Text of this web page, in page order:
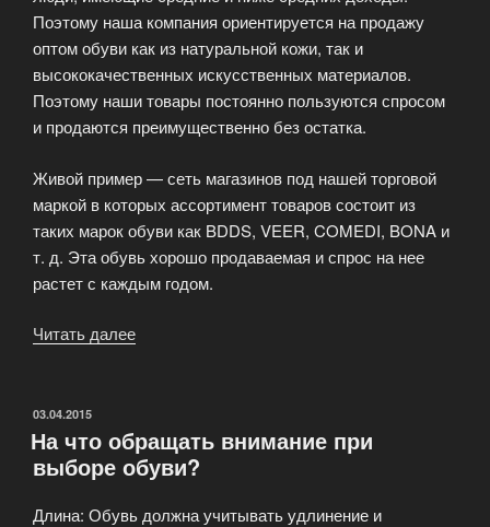
Поэтому наша компания ориентируется на продажу
оптом обуви как из натуральной кожи, так и
высококачественных искусственных материалов.
Поэтому наши товары постоянно пользуются спросом
и продаются преимущественно без остатка.
Живой пример — сеть магазинов под нашей торговой
маркой в которых ассортимент товаров состоит из
таких марок обуви как BDDS, VEER, COMEDI, BONA и
т. д. Эта обувь хорошо продаваемая и спрос на нее
растет с каждым годом.
Читать далее
обуви
выбирают
ОПУБЛИКОВАНО
03.04.2015
На что обращать внимание при
выборе обуви?
Длина: Обувь должна учитывать удлинение и